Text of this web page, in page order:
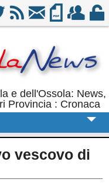
e dell'Ossola: News,
Provincia : Cronaca
vescovo di